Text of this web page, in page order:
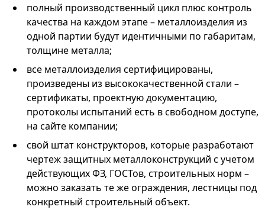
полный производственный цикл плюс контроль
качества на каждом этапе – металлоизделия из
одной партии будут идентичными по габаритам,
толщине металла;
все металлоизделия сертифицированы,
произведены из высококачественной стали –
сертификаты, проектную документацию,
протоколы испытаний есть в свободном доступе,
на сайте компании;
свой штат конструкторов, которые разработают
чертеж защитных металлоконструкций с учетом
действующих ФЗ, ГОСТов, строительных норм –
можно заказать те же ограждения, лестницы под
конкретный строительный объект.